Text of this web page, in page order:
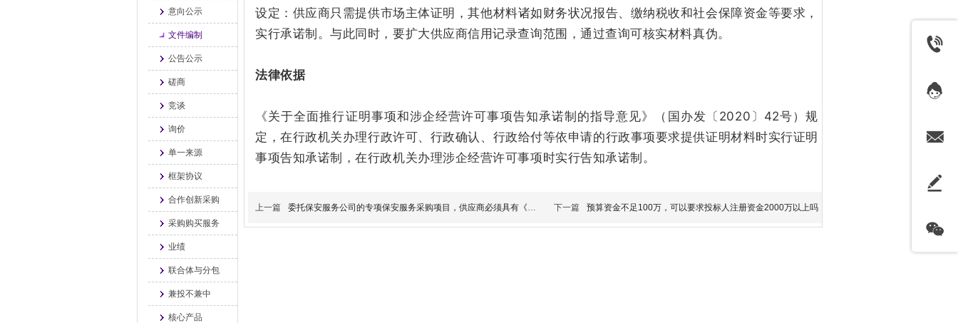
意向公示
文件编制
公告公示
磋商
竞谈
询价
单一来源
框架协议
合作创新采购
采购购买服务
业绩
联合体与分包
兼投不兼中
核心产品
设定：供应商只需提供市场主体证明，其他材料诸如财务状况报告、缴纳税收和社会保障资金等要求，
实行承诺制。与此同时，要扩大供应商信用记录查询范围，通过查询可核实材料真伪。
法律依据
《关于全面推行证明事项和涉企经营许可事项告知承诺制的指导意见》（国办发〔2020〕42号）规
定，在行政机关办理行政许可、行政确认、行政给付等依申请的行政事项要求提供证明材料时实行证明
事项告知承诺制，在行政机关办理涉企经营许可事项时实行告知承诺制。
上一篇 委托保安服务公司的专项保安服务采购项目，供应商必须具有《保安 下一篇 预算资金不足100万，可以要求投标人注册资金2000万以上吗